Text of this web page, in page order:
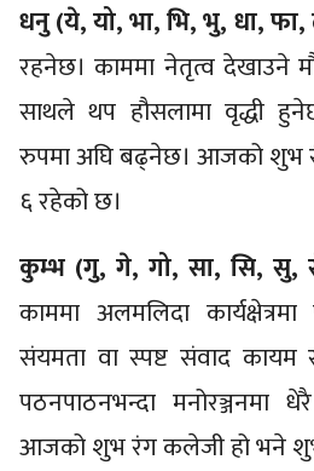
धनु (ये, यो, भा, भि, भु, धा, फा,
रहनेछ। काममा नेतृत्व देखाउने
साथले थप हौसलामा वृद्धी
रुपमा अघि बढ्नेछ। आजको शुभ
६ रहेको छ।
कुम्भ (गु, गे, गो, सा, सि, सु,
काममा अलमलिदा
संयमता वा स्पष्ट संवाद कायम
पठनपाठनभन्दा मनोरञ्जनमा
आजको शुभ रंग कलेजी हो भने